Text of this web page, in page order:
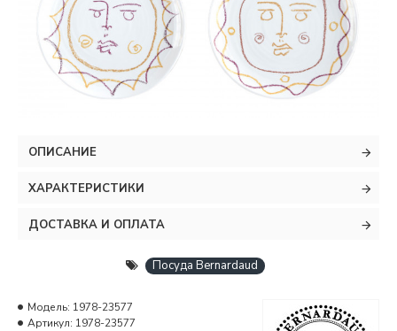
ОПИСАНИЕ
ХАРАКТЕРИСТИКИ
ДОСТАВКА И ОПЛАТА
Посуда Bernardaud
Модель: 1978-23577
Артикул: 1978-23577